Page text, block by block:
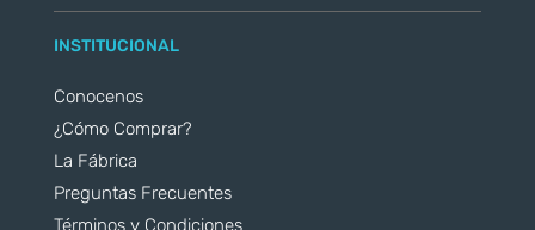
INSTITUCIONAL
Conocenos
¿Cómo Comprar?
La Fábrica
Preguntas Frecuentes